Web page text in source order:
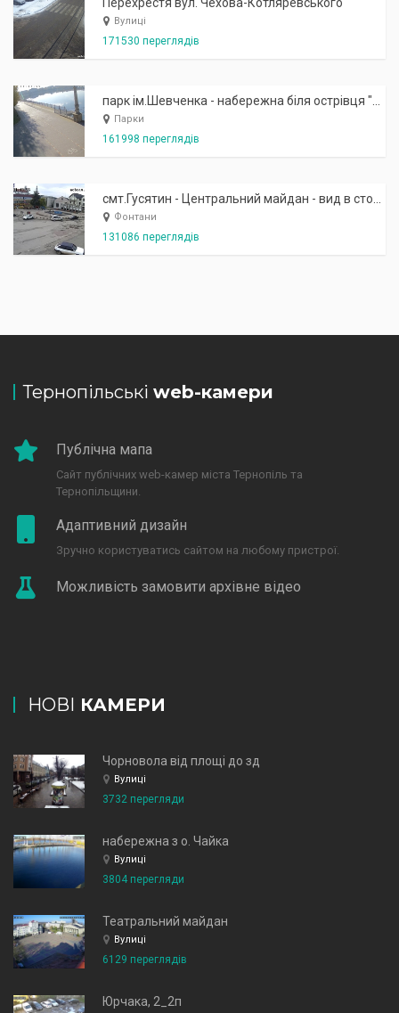
Вулиці
171530 переглядів
Парки
161998 переглядів
Фонтани
131086 переглядів
Тернопільські web-камери
Публічна мапа
Сайт публічних web-камер міста Тернопіль та
Тернопільщини.
Адаптивний дизайн
Зручно користуватись сайтом на любому пристрої.
Можливість замовити архівне відео
НОВІ КАМЕРИ
Чорновола від площі до зд
Вулиці
3732 перегляди
набережна з о. Чайка
Вулиці
3804 перегляди
Театральний майдан
Вулиці
6129 переглядів
Юрчака, 2_2п